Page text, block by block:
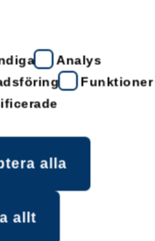
Analys
Funktioner
alla
allt